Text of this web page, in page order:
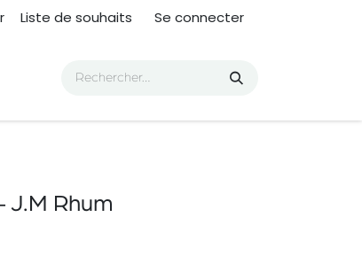
Liste de souhaits Se connecter
J.M Rhum